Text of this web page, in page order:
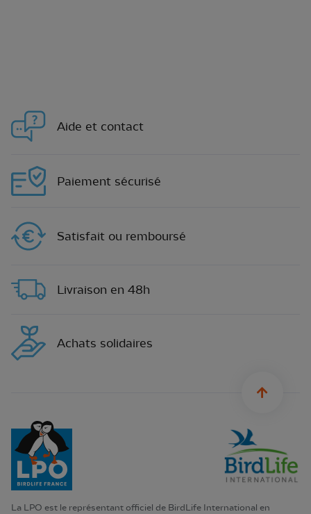
Aide et contact
Paiement sécurisé
Satisfait ou remboursé
Livraison en 48h
Achats solidaires
La LPO est le représentant officiel de BirdLife International en